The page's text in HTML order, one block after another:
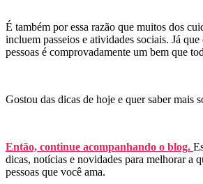
É também por essa razão que muitos dos
incluem passeios e atividades sociais. Já
pessoas é comprovadamente um bem que
Gostou das dicas de hoje e quer saber mais
Então, continue acompanhando o blog.
dicas, notícias e novidades para melhorar a
pessoas que você ama.